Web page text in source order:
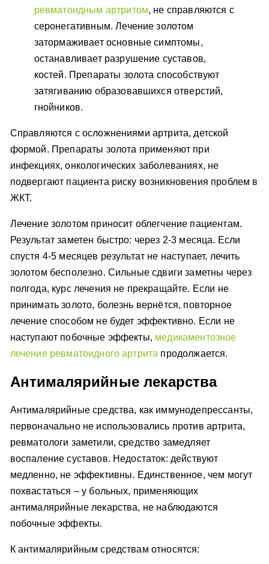
ревматоидным артритом, не справляются с
серонегативным. Лечение золотом
затормаживает основные симптомы,
останавливает разрушение суставов,
костей. Препараты золота способствуют
затягиванию образовавшихся отверстий,
гнойников.
Справляются с осложнениями артрита, детской
формой. Препараты золота применяют при
инфекциях, онкологических заболеваниях, не
подвергают пациента риску возникновения проблем в
ЖКТ.
Лечение золотом приносит облегчение пациентам.
Результат заметен быстро: через 2-3 месяца. Если
спустя 4-5 месяцев результат не наступает, лечить
золотом бесполезно. Сильные сдвиги заметны через
полгода, курс лечения не прекращайте. Если не
принимать золото, болезнь вернётся, повторное
лечение способом не будет эффективно. Если не
наступают побочные эффекты, медикаментозное
лечение ревматоидного артрита продолжается.
Антималярийные лекарства
Антималярийные средства, как иммунодепрессанты,
первоначально не использовались против артрита,
ревматологи заметили, средство замедляет
воспаление суставов. Недостаток: действуют
медленно, не эффективны. Единственное, чем могут
похвастаться – у больных, применяющих
антималярийные лекарства, не наблюдаются
побочные эффекты.
К антималярийным средствам относятся: